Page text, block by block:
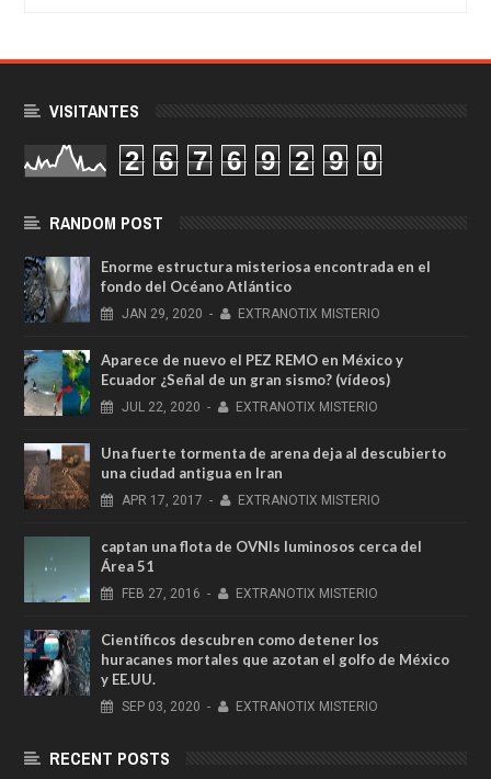
VISITANTES
2 6 7 6 9 2 9 0
RANDOM POST
Enorme estructura misteriosa encontrada en el
fondo del Océano Atlántico
JAN 29, 2020 - EXTRANOTIX MISTERIO
Aparece de nuevo el PEZ REMO en México y
Ecuador ¿Señal de un gran sismo? (vídeos)
JUL 22, 2020 - EXTRANOTIX MISTERIO
Una fuerte tormenta de arena deja al descubierto
una ciudad antigua en Iran
APR 17, 2017 - EXTRANOTIX MISTERIO
captan una flota de OVNIs luminosos cerca del
Área 51
FEB 27, 2016 - EXTRANOTIX MISTERIO
Científicos descubren como detener los
huracanes mortales que azotan el golfo de México
y EE.UU.
SEP 03, 2020 - EXTRANOTIX MISTERIO
RECENT POSTS